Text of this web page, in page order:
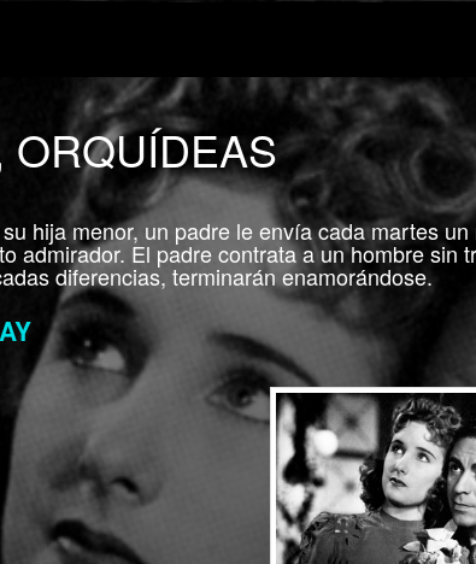
ORQUÍDEAS
hija menor, un padre le envía cada martes
admirador. El padre contrata a un hombre sin
diferencias, terminarán enamorándose.